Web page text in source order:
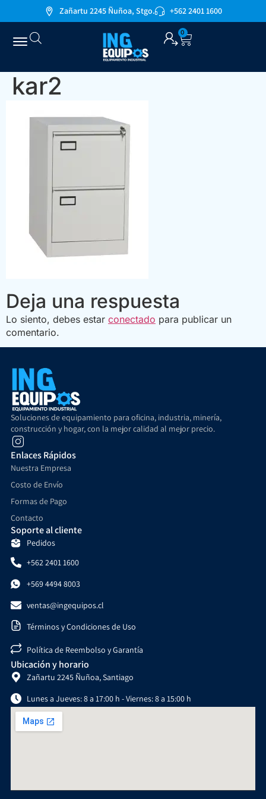
Zañartu 2245 Ñuñoa, Stgo. +562 2401 1600
0
kar2
Deja una respuesta
Lo siento, debes estar conectado para publicar un
comentario.
Soluciones de equipamiento para oficina, industria, minería,
construcción y hogar, con la mejor calidad al mejor precio.
Enlaces Rápidos
Nuestra Empresa
Costo de Envío
Formas de Pago
Contacto
Soporte al cliente
Pedidos
+562 2401 1600
+569 4494 8003
ventas@ingequipos.cl
Términos y Condiciones de Uso
Política de Reembolso y Garantía
Ubicación y horario
Zañartu 2245 Ñuñoa, Santiago
Lunes a Jueves: 8 a 17:00 h - Viernes: 8 a 15:00 h